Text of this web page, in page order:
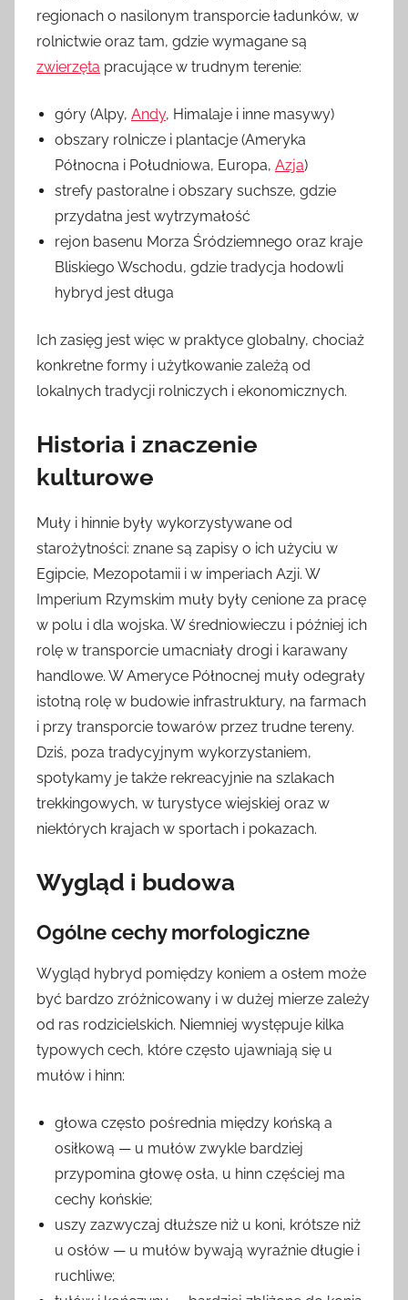
regionach o nasilonym transporcie ładunków, w
rolnictwie oraz tam, gdzie wymagane są
zwierzęta pracujące w trudnym terenie:
góry (Alpy, Andy, Himalaje i inne masywy)
obszary rolnicze i plantacje (Ameryka
Północna i Południowa, Europa, Azja)
strefy pastoralne i obszary suchsze, gdzie
przydatna jest wytrzymałość
rejon basenu Morza Śródziemnego oraz kraje
Bliskiego Wschodu, gdzie tradycja hodowli
hybryd jest długa
Ich zasięg jest więc w praktyce globalny, chociaż
konkretne formy i użytkowanie zależą od
lokalnych tradycji rolniczych i ekonomicznych.
Historia i znaczenie
kulturowe
Muły i hinnie były wykorzystywane od
starożytności: znane są zapisy o ich użyciu w
Egipcie, Mezopotamii i w imperiach Azji. W
Imperium Rzymskim muły były cenione za pracę
w polu i dla wojska. W średniowieczu i później ich
rolę w transporcie umacniały drogi i karawany
handlowe. W Ameryce Północnej muły odegrały
istotną rolę w budowie infrastruktury, na farmach
i przy transporcie towarów przez trudne tereny.
Dziś, poza tradycyjnym wykorzystaniem,
spotykamy je także rekreacyjnie na szlakach
trekkingowych, w turystyce wiejskiej oraz w
niektórych krajach w sportach i pokazach.
Wygląd i budowa
Ogólne cechy morfologiczne
Wygląd hybryd pomiędzy koniem a osłem może
być bardzo zróżnicowany i w dużej mierze zależy
od ras rodzicielskich. Niemniej występuje kilka
typowych cech, które często ujawniają się u
mułów i hinn:
głowa często pośrednia między końską a
osiłkową — u mułów zwykle bardziej
przypomina głowę osła, u hinn częściej ma
cechy końskie;
uszy zazwyczaj dłuższe niż u koni, krótsze niż
u osłów — u mułów bywają wyraźnie długie i
ruchliwe;